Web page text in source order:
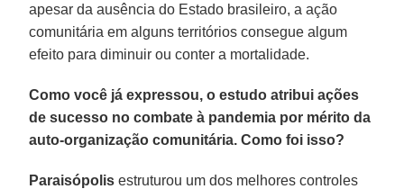
apesar da ausência do Estado brasileiro, a ação
comunitária em alguns territórios consegue algum
efeito para diminuir ou conter a mortalidade.
Como você já expressou, o estudo atribui ações
de sucesso no combate à pandemia por mérito da
auto-organização comunitária. Como foi isso?
Paraisópolis estruturou um dos melhores controles